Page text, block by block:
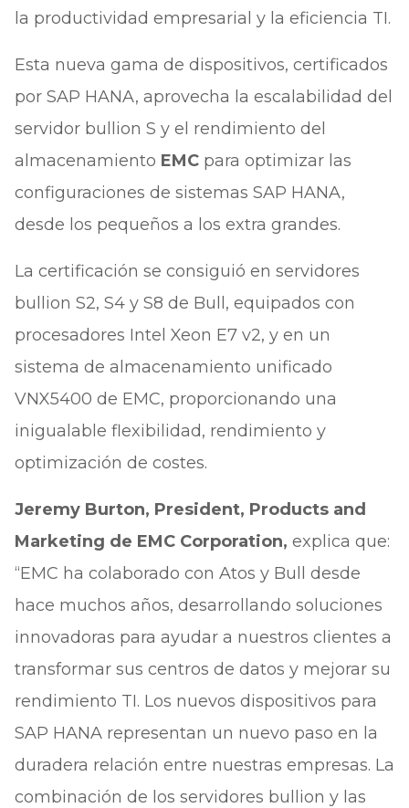
la productividad empresarial y la eficiencia TI.
Esta nueva gama de dispositivos, certificados
por SAP HANA, aprovecha la escalabilidad del
servidor bullion S y el rendimiento del
almacenamiento EMCpara optimizar las
configuraciones de sistemas SAP HANA,
desde los pequeños a los extra grandes.
La certificación se consiguió en servidores
bullion S2, S4 y S8 de Bull, equipados con
procesadores Intel Xeon E7 v2, y en un
sistema de almacenamiento unificado
VNX5400 de EMC, proporcionando una
inigualable flexibilidad, rendimiento y
optimización de costes.
Jeremy Burton, President, Products and
Marketing de EMC Corporation, explica que:
“EMC ha colaborado con Atos y Bull desde
hace muchos años, desarrollando soluciones
innovadoras para ayudar a nuestros clientes a
transformar sus centros de datos y mejorar su
rendimiento TI. Los nuevos dispositivos para
SAP HANA representan un nuevo paso en la
duradera relación entre nuestras empresas. La
combinación de los servidores bullion y las